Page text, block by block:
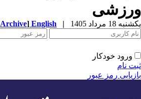
18 مرداد 1405 |
English
[Archive]
ورود خودکار
نام
رمز عبور